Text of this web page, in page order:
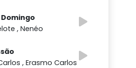
Domingo
, Nenéo
, Erasmo Carlos